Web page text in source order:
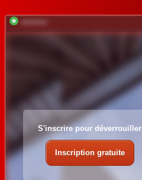
S'inscrire pour déverrouiller
Inscription gratuite